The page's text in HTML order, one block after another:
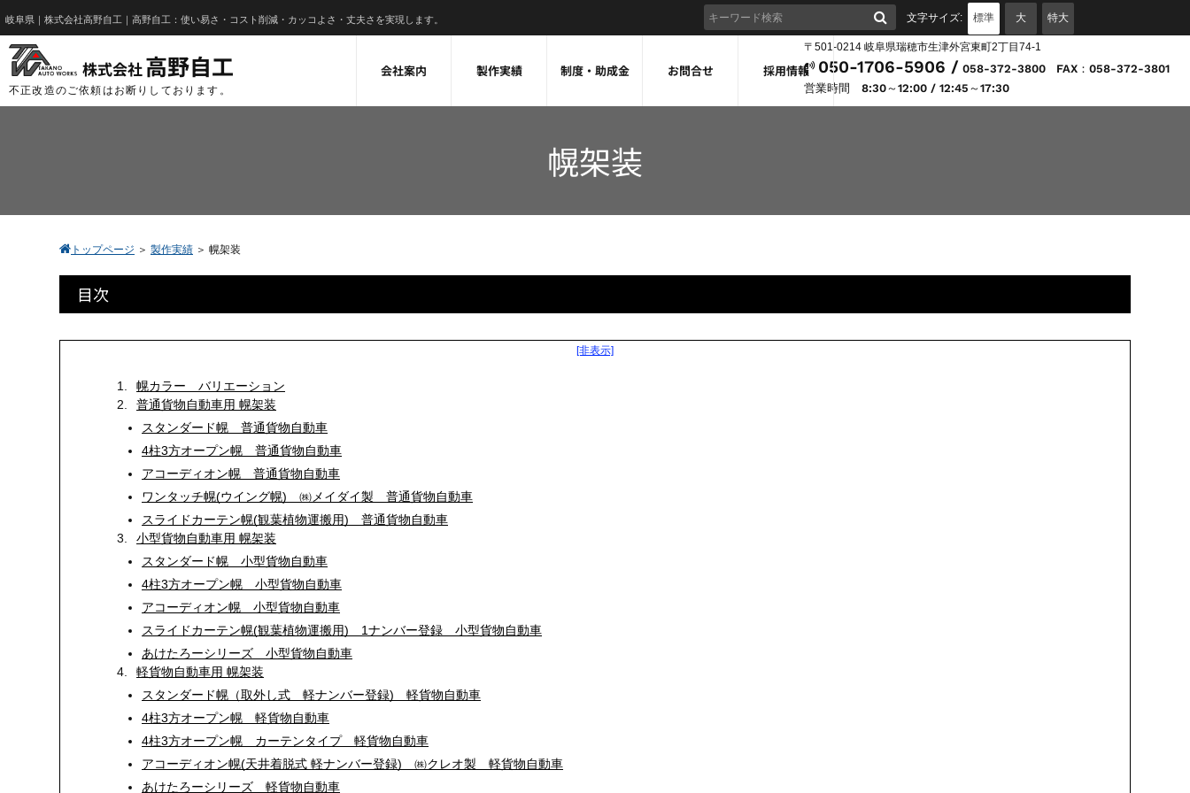
岐阜県｜株式会社高野自工｜高野自工：使い易さ・コスト削減・カッコよさ・丈夫さを実現します。
株式会社高野自工
〒501-0214 岐阜県瑞穂市生津外宮東町2丁目74-1
 050-1706-5906 / 058-372-3800
FAX：058-372-3801
営業時間 8:30～12:00 / 12:45～17:30
不正改造のご依頼はお断りしております。
会社案内 製作実績 制度・助成金 お問合せ 採用情報
文字サイズ: 標準 大 特大
検索
幌架装
トップページ ＞ 製作実績 ＞ 幌架装
目次
[非表示]
1.
幌カラー バリエーション
2.
普通貨物自動車用 幌架装
スタンダード幌 普通貨物自動車
4柱3方オープン幌 普通貨物自動車
アコーディオン幌 普通貨物自動車
ワンタッチ幌(ウイング幌) ㈱メイダイ製 普通貨物自動車
スライドカーテン幌(観葉植物運搬用) 普通貨物自動車
3.
小型貨物自動車用 幌架装
スタンダード幌 小型貨物自動車
4柱3方オープン幌 小型貨物自動車
アコーディオン幌 小型貨物自動車
スライドカーテン幌(観葉植物運搬用) 1ナンバー登録 小型貨物自動車
あけたろーシリーズ 小型貨物自動車
4.
軽貨物自動車用 幌架装
スタンダード幌（取外し式 軽ナンバー登録) 軽貨物自動車
4柱3方オープン幌 軽貨物自動車
4柱3方オープン幌 カーテンタイプ 軽貨物自動車
アコーディオン幌(天井着脱式 軽ナンバー登録) ㈱クレオ製 軽貨物自動車
あけたろーシリーズ 軽貨物自動車